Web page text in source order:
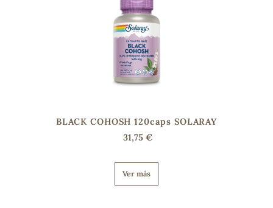
BLACK COHOSH 120caps SOLARAY
31,75 €
Ver más